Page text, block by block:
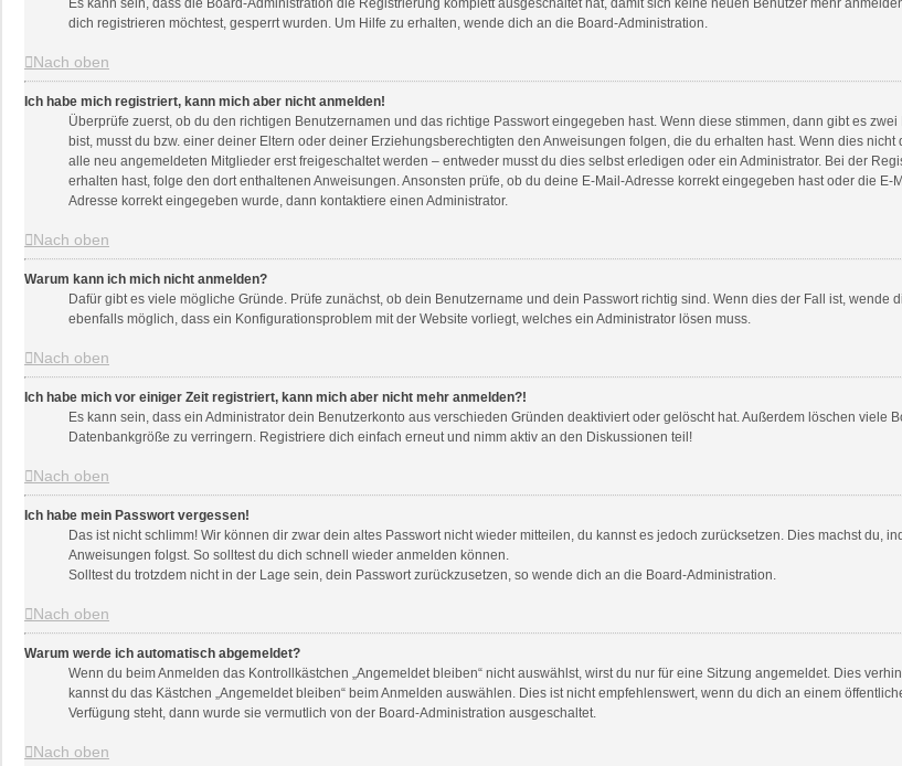
Es kann sein, dass die Board-Administration die Registrierung komplett ausgeschaltet hat, damit sich keine neuen Benutzer mehr
dich registrieren möchtest, gesperrt wurden. Um Hilfe zu erhalten, wende dich an die Board-Administration.
Nach oben
Ich habe mich registriert, kann mich aber nicht anmelden!
Überprüfe zuerst, ob du den richtigen Benutzernamen und das richtige Passwort eingegeben hast. Wenn diese stimmen, dann gibt es
bist, musst du bzw. einer deiner Eltern oder deiner Erziehungsberechtigten den Anweisungen folgen, die du erhalten hast. Wenn dies
alle neu angemeldeten Mitglieder erst freigeschaltet werden – entweder musst du dies selbst erledigen oder ein Administrator. Bei der
erhalten hast, folge den dort enthaltenen Anweisungen. Ansonsten prüfe, ob du deine E-Mail-Adresse korrekt eingegeben hast oder die
Adresse korrekt eingegeben wurde, dann kontaktiere einen Administrator.
Nach oben
Warum kann ich mich nicht anmelden?
Dafür gibt es viele mögliche Gründe. Prüfe zunächst, ob dein Benutzername und dein Passwort richtig sind. Wenn dies der Fall ist,
ebenfalls möglich, dass ein Konfigurationsproblem mit der Website vorliegt, welches ein Administrator lösen muss.
Nach oben
Ich habe mich vor einiger Zeit registriert, kann mich aber nicht mehr anmelden?!
Es kann sein, dass ein Administrator dein Benutzerkonto aus verschieden Gründen deaktiviert oder gelöscht hat. Außerdem löschen
Datenbankgröße zu verringern. Registriere dich einfach erneut und nimm aktiv an den Diskussionen teil!
Nach oben
Ich habe mein Passwort vergessen!
Das ist nicht schlimm! Wir können dir zwar dein altes Passwort nicht wieder mitteilen, du kannst es jedoch zurücksetzen. Dies machst du,
Anweisungen folgst. So solltest du dich schnell wieder anmelden können.
Solltest du trotzdem nicht in der Lage sein, dein Passwort zurückzusetzen, so wende dich an die Board-Administration.
Nach oben
Warum werde ich automatisch abgemeldet?
Wenn du beim Anmelden das Kontrollkästchen „Angemeldet bleiben“ nicht auswählst, wirst du nur für eine Sitzung angemeldet. Dies
kannst du das Kästchen „Angemeldet bleiben“ beim Anmelden auswählen. Dies ist nicht empfehlenswert, wenn du dich an einem
Verfügung steht, dann wurde sie vermutlich von der Board-Administration ausgeschaltet.
Nach oben